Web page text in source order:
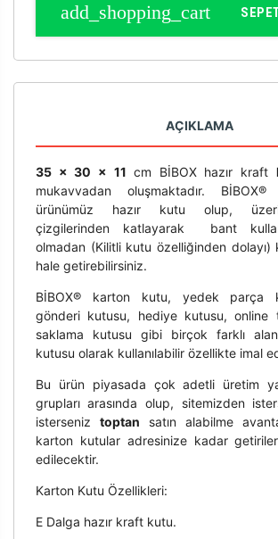
AÇIKLAMA
35 x 30 x 11 cm BİBOX hazır kraft
mukavvadan oluşmaktadır.
ürünümüz hazır kutu olup,
çizgilerinden katlayarak bant
olmadan (Kilitli kutu özelliğinden dolayı)
hale getirebilirsiniz.
BİBOX® karton kutu, yedek parça
gönderi kutusu, hediye kutusu, online
saklama kutusu gibi birçok farklı
kutusu olarak kullanılabilir özellikte imal
Bu ürün piyasada çok adetli üretim
grupları arasında olup, sitemizden
isterseniz toptan satın alabilme
karton kutular adresinize kadar
edilecektir.
Karton Kutu Özellikleri:
E Dalga hazır kraft kutu.